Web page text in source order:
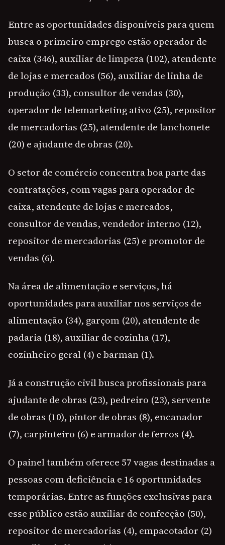
Entre as oportunidades disponíveis para quem
busca o primeiro emprego estão operador de
caixa (346), auxiliar de limpeza (102), atendente
de lojas e mercados (56), auxiliar de linha de
produção (33), consultor de vendas (30),
operador de telemarketing ativo (25), repositor
de mercadorias (25), atendente de lanchonete
(20) e ajudante de obras (20).
O setor de comércio concentra boa parte das
contratações, com vagas para operador de
caixa, atendente de lojas e mercados,
consultor de vendas, vendedor interno (12),
repositor de mercadorias (25) e promotor de
vendas (6).
Na área de alimentação e serviços, há
oportunidades para auxiliar nos serviços de
alimentação (34), garçom (20), atendente de
padaria (18), auxiliar de cozinha (17),
cozinheiro geral (4) e barman (1).
Já a construção civil busca profissionais para
ajudante de obras (23), pedreiro (23), servente
de obras (10), pintor de obras (8), encanador
(7), carpinteiro (6) e armador de ferros (4).
O painel também oferece 57 vagas destinadas a
pessoas com deficiência e 16 oportunidades
temporárias. Entre as funções exclusivas para
esse público estão auxiliar de confecção (50),
repositor de mercadorias (4), empacotador (2)